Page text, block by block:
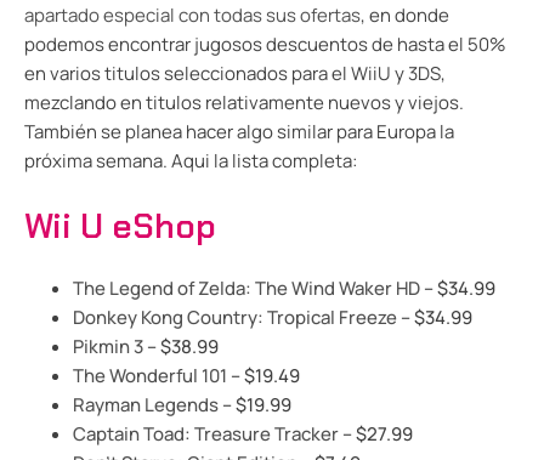
apartado especial con todas sus ofertas, en donde
podemos encontrar jugosos descuentos de hasta el 50%
en varios titulos seleccionados para el WiiU y 3DS,
mezclando en titulos relativamente nuevos y viejos.
También se planea hacer algo similar para Europa la
próxima semana. Aqui la lista completa:
Wii U eShop
The Legend of Zelda: The Wind Waker HD– $34.99
Donkey Kong Country: Tropical Freeze– $34.99
Pikmin 3– $38.99
The Wonderful 101 – $19.49
Rayman Legends– $19.99
Captain Toad: Treasure Tracker– $27.99